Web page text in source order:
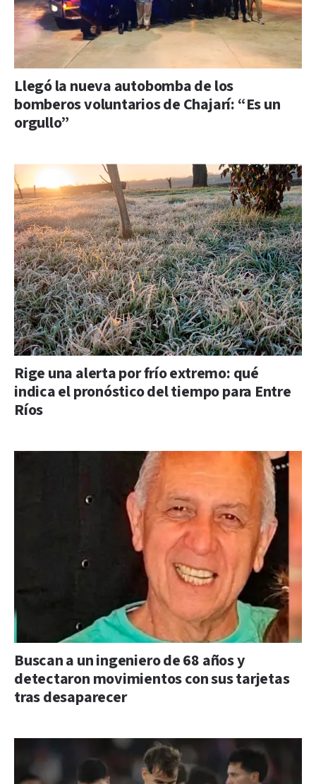
Llegó la nueva autobomba de los
bomberos voluntarios de Chajarí: “Es un
orgullo”
Rige una alerta por frío extremo: qué
indica el pronóstico del tiempo para Entre
Ríos
Buscan a un ingeniero de 68 años y
detectaron movimientos con sus tarjetas
tras desaparecer